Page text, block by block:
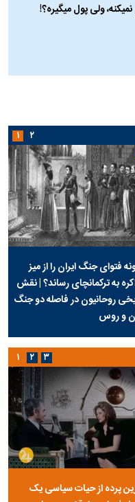
ولی پول میگیره؟!
فتوای جنگ ایران را از میز
به ترکمانچای رساند؟ | نقش
روحانیون در فاصله دو جنگ
و روس
۱ ۲
پرده از حیات سیاسی یک
۱ ۲ ۳